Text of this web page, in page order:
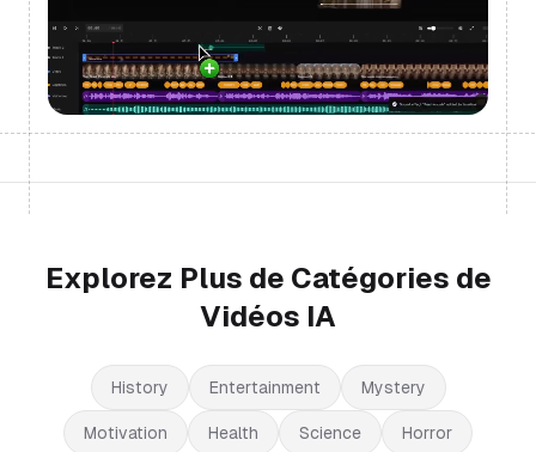
Explorez Plus de Catégories de
Vidéos IA
History Entertainment Mystery
Motivation Health Science Horror